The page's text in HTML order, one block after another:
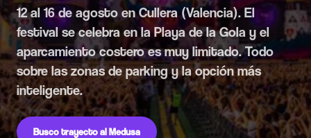
12 al 16 de agosto en Cullera (Valencia). El
festival se celebra en la Playa de la Gola y el
aparcamiento costero es muy limitado. Todo
sobre las zonas de parking y la opción más
inteligente.
Busco trayecto al Medusa